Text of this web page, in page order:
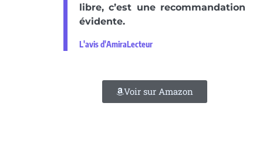
libre, c’est une recommandation
évidente.
L'avis d'AmiraLecteur
Voir sur Amazon